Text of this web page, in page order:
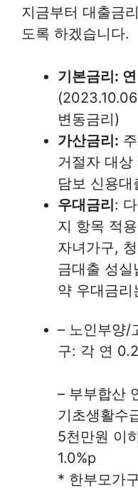
지금부터 대출금
도록 하겠습니다.
기본금리:
변동금리)
가산금리:
거절자 대상
담보 신용대
우대금리:
지 항목 적
자녀가구,
금대출 성실
약 우대금리
– 노인부양/
구: 각 연
– 부부합산
기초생활수
5천만원 이
1.0%p
* 한부모가